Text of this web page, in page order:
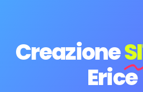
Creazione
Erice